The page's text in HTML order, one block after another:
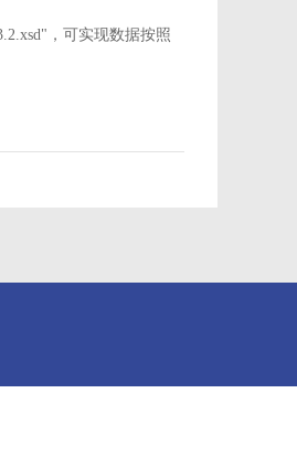
，可实现数据按照